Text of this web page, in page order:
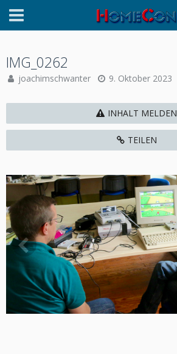
IMG_0262
joachimschwanter 9. Oktober 2023
INHALT MELDEN
TEILEN